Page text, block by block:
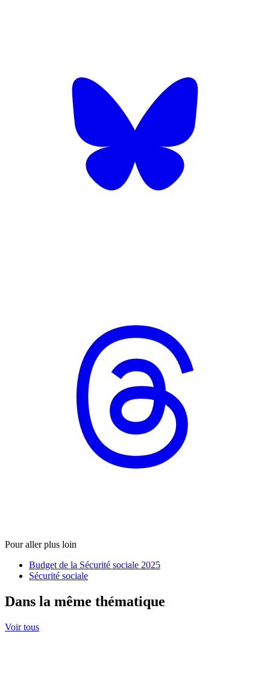
Pour aller plus loin
Budget de la Sécurité sociale 2025
Sécurité sociale
Dans la même thématique
Voir tous